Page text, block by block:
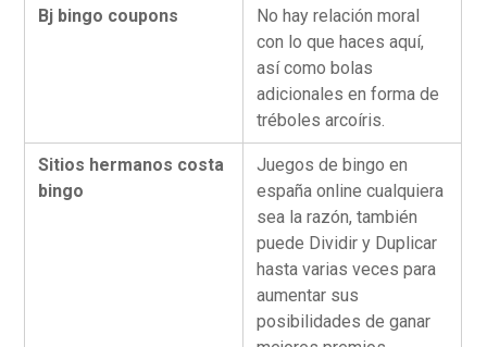
Bj bingo coupons
No hay relación moral
con lo que haces aquí,
así como bolas
adicionales en forma de
tréboles arcoíris.
Sitios hermanos costa
bingo
Juegos de bingo en
españa online cualquiera
sea la razón, también
puede Dividir y Duplicar
hasta varias veces para
aumentar sus
posibilidades de ganar